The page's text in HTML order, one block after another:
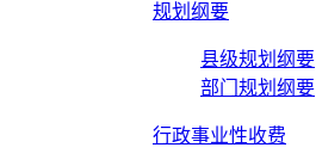
规划纲要
县级规划纲要
部门规划纲要
行政事业性收费